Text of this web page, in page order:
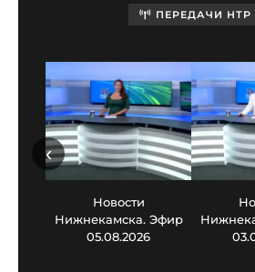
ПЕРЕДАЧИ НТР
Новости
Нижнекамска. Эфир
05.08.2026
‹